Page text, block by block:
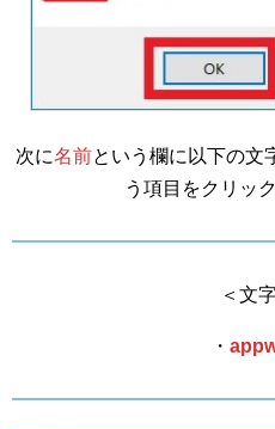
次に名前という欄に以下の文
う項目をクリッ
＜文
・